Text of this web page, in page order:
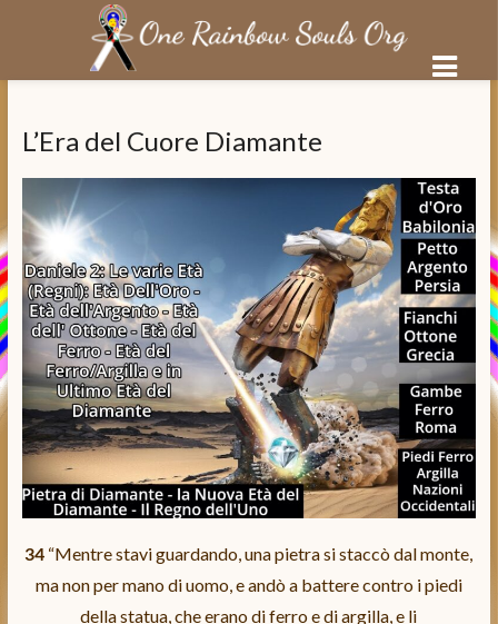
contenuto
L’Era del Cuore Diamante
34 “Mentre stavi guardando, una pietra si staccò dal monte,
ma non per mano di uomo, e andò a battere contro i piedi
della statua, che erano di ferro e di argilla, e li